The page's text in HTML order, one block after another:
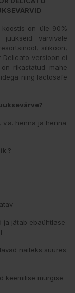
koostis on üle 90%
värvivale
silikoon,
Delicato versioon ei
rikastatud mahe
ning lactosafe
v.a. henna ja henna
?
ja jätab ebaühtlase
näiteks suures
keemilise mürgise